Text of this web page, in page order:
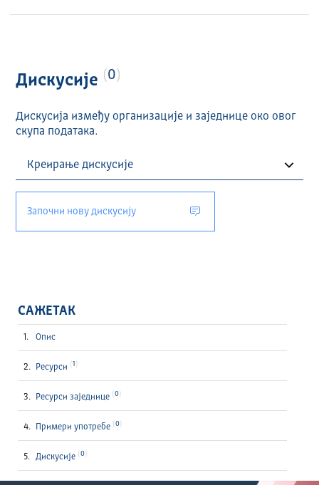
Дискусије 0
Дискусија између организације и заједнице око овог
скупа података.
Започни нову дискусију
САЖЕТАК
Опис
Ресурси 1
Ресурси заједнице 0
Примери употребе 0
Дискусије 0